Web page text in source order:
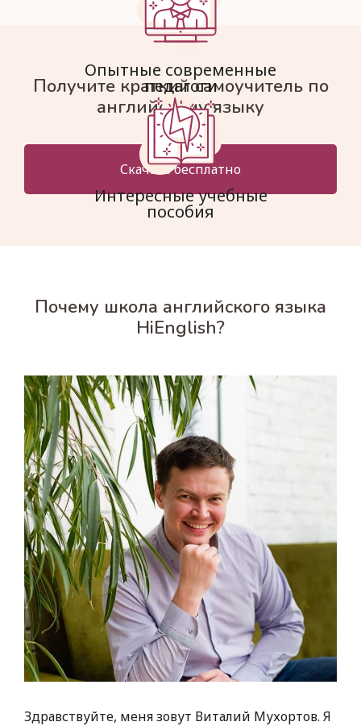
Опытные современные
педагоги
Интересные учебные
пособия
Получите краткий самоучитель по
английскому языку
Скачать бесплатно
Почему школа английского языка
HiEnglish?
Здравствуйте, меня зовут Виталий Мухортов. Я